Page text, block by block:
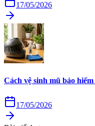
17/05/2026
Cách vệ sinh mũ bảo
17/05/2026